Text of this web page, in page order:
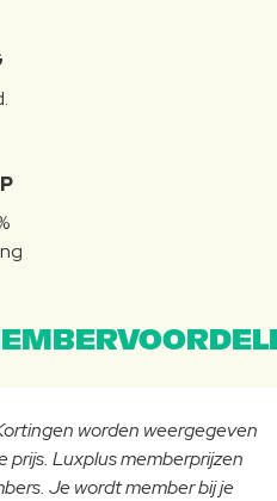
worden weergegeven
prijs. Luxplus memberprijzen
Je wordt member bij je